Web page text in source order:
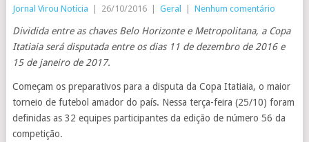
Jornal Virou Notícia 26/10/2016 Geral Nenhum comentário
Dividida entre as chaves Belo Horizonte e Metropolitana, a Copa
Itatiaia será disputada entre os dias 11 de dezembro de 2016 e
15 de janeiro de 2017.
Começam os preparativos para a disputa da Copa Itatiaia, o maior
torneio de futebol amador do país. Nessa terça-feira (25/10) foram
definidas as 32 equipes participantes da edição de número 56 da
competição.